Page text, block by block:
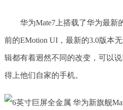
华为Mate7上搭载了华为最新
前的EMotion UI，最新的3.0版本
辑都有着迥然不同的改变，可以
得上他们自家的手机。